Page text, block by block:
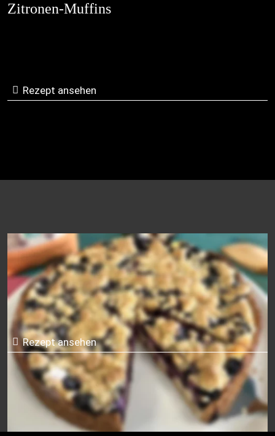
Zitronen-Muffins
Rezept ansehen
Heidelbeerkuchen mit Streusel
Rezept ansehen